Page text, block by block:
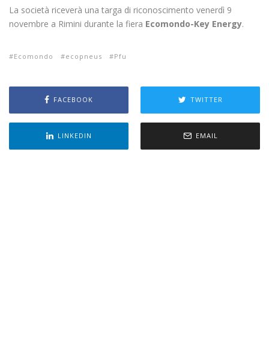
La società riceverà una targa di riconoscimento venerdì 9
novembre a Rimini durante la fiera Ecomondo-Key Energy.
Ecomondo ecopneus Pfu
FACEBOOK TWITTER
LINKEDIN EMAIL